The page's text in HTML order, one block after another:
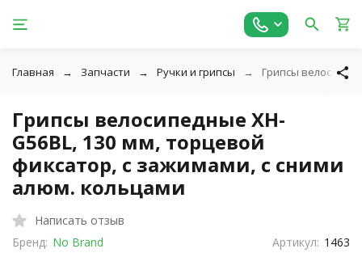
Главная Запчасти Ручки и грипсы Грипсы
Грипсы велосипедные XH-
G56BL, 130 мм, торцевой
фиксатор, с зажимами, с сними
алюм. кольцами
Написать отзыв
Бренд: No Brand Артикул: 1463